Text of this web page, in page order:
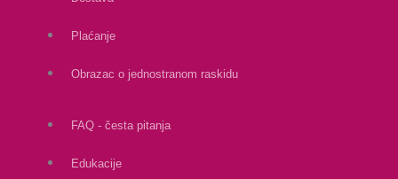
Plaćanje
Obrazac o jednostranom raskidu
FAQ - česta pitanja
Edukacije